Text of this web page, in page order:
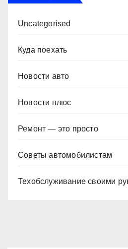
Uncategorised
Куда поехать
Новости авто
Новости плюс
Ремонт — это просто
Советы автомобилистам
Техобслуживание своими